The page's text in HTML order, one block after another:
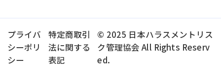
プライバ
シーポリ
シー
特定商取引
法に関する
表記
© 2025 日本ハラスメントリス
ク管理協会 All Rights Reserv
ed.